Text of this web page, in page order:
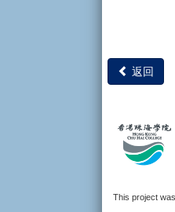
返回
This project